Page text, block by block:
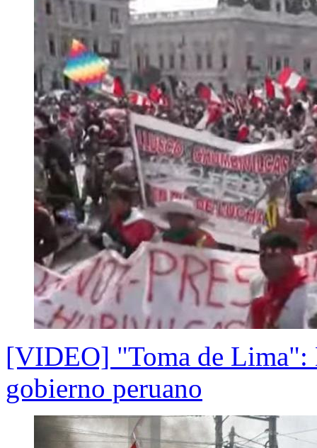
[VIDEO] "Toma de Lima":
gobierno peruano